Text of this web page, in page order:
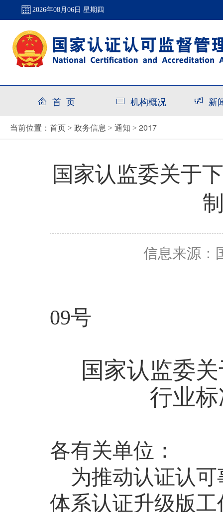
2026年08月06日 星期四
首 页 机构概况 新
当前位置： 首页 > 政务信息 > 通知 > 2017
国家认监委关于
信息来源：
09号
国家认监委
行业
各有关单位：
为推动认证认
体系认证升级版